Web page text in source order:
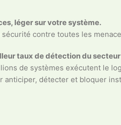
léger sur votre système.
contre toutes les
taux de détection du
de systèmes exécutent le
anticiper, détecter et bloquer